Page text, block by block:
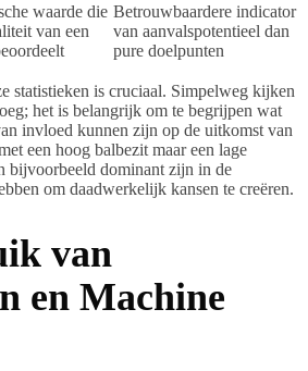
waarde die
van een
Betrouwbaardere indicator
van aanvalspotentieel dan
pure doelpunten
statistieken is cruciaal. Simpelweg kijken
het is belangrijk om te begrijpen wat
invloed kunnen zijn op de uitkomst van
een hoog balbezit maar een lage
bijvoorbeeld dominant zijn in de
om daadwerkelijk kansen te creëren.
van
en Machine